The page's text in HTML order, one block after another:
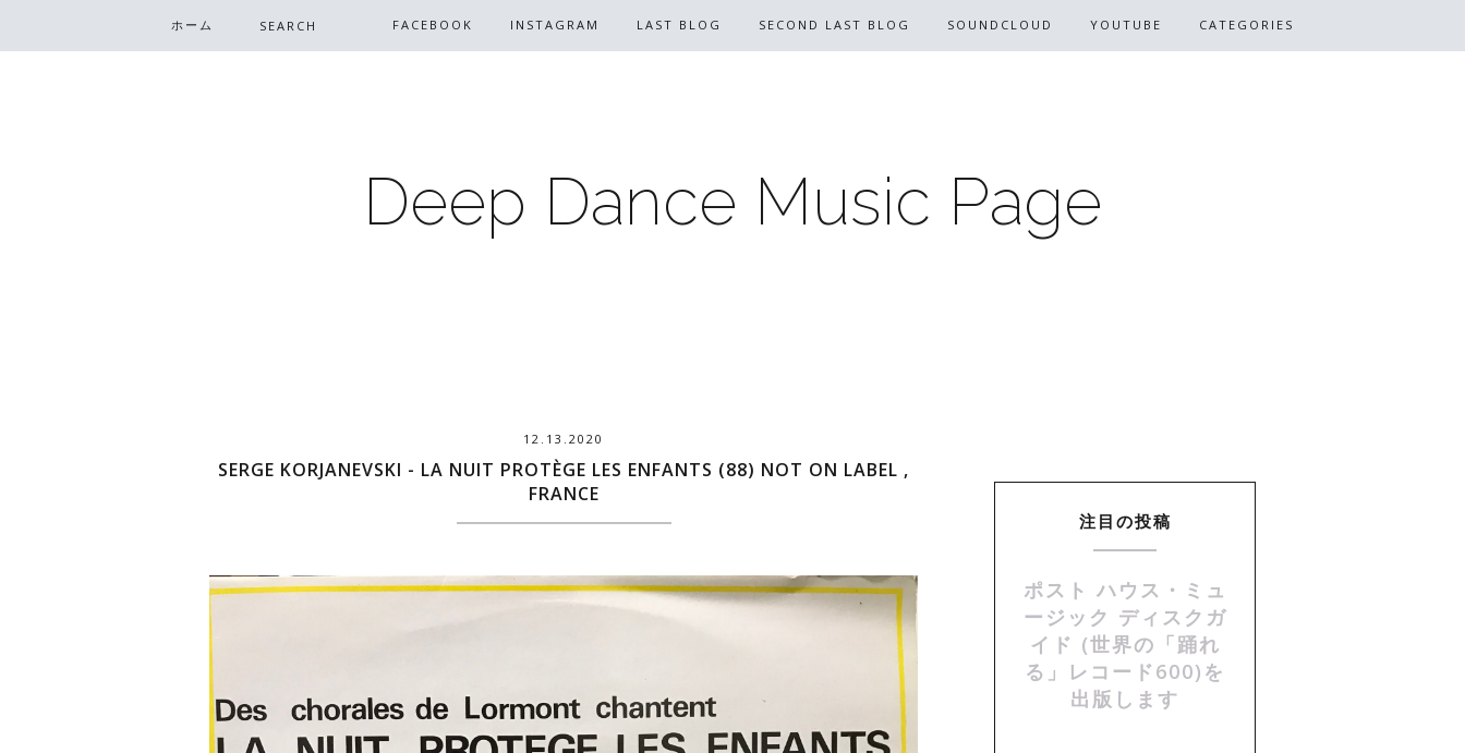
Deep Dance Music Page
ホーム FACEBOOK INSTAGRAM LAST BLOG SECOND LAST BLOG SOUNDCLOUD YOUTUBE CATEGORIES
12.13.2020
SERGE KORJANEVSKI - LA NUIT PROTÈGE LES ENFANTS (88) NOT ON LABEL ,
FRANCE
注目の投稿
ポスト ハウス・ミュ
ージック ディスクガ
イド (世界の「踊れ
る」レコード600)を
出版します